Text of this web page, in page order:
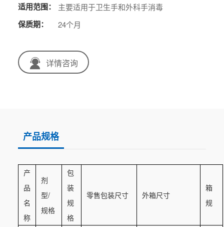
适用范围： 主要适用于卫生手和外科手消毒
保质期： 24个月
详情咨询
产品规格
产
品
名
称
剂
型/
规格
包
装
规
格
零售包装尺寸 外箱尺寸
箱
规